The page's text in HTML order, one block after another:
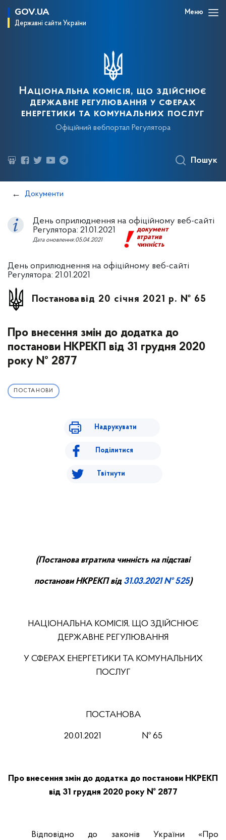
GOV.UA
Державні сайти України
Меню
Національна комісія, що здійснює
державне регулювання у сферах
енергетики та комунальних послуг
Офіційний вебпортал Регулятора
Пошук
Документи
День оприлюднення на офіційному веб-сайті
Регулятора: 21.01.2021
документ
втратив
чинність
Дата оновлення:05.04.2021
День оприлюднення на офіційному веб-сайті
Регулятора: 21.01.2021
Постанова від 20 січня 2021 р. № 65
Про внесення змін до додатка до
постанови НКРЕКП від 31 грудня 2020
року № 2877
ПОСТАНОВИ
Надрукувати
Поділитися
Твітнути
(Постанова втратила чинність на підставі
постанови НКРЕКПвід 31.03.2021№ 525)
НАЦІОНАЛЬНА КОМІСІЯ, ЩО ЗДІЙСНЮЄ
ДЕРЖАВНЕ РЕГУЛЮВАННЯ
У СФЕРАХ ЕНЕРГЕТИКИ ТА КОМУНАЛЬНИХ
ПОСЛУГ
ПОСТАНОВА
20.01.2021 № 65
Про внесення змін до додатка до постанови НКРЕКП
від 31 грудня 2020 року № 2877
Відповідно до законів України «Про